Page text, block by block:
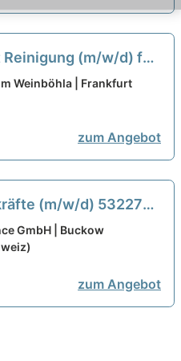
(m/w/d) für
im Stift Neuzelle
Weinböhla | Frankfurt
zum Angebot
(m/w/d) 53227
neu
GmbH | Buckow
zum Angebot